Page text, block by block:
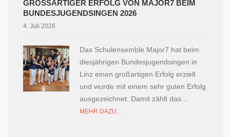
GROSSARTIGER ERFOLG VON MAJOR7 BEIM B
UNDESJUGENDSINGEN 2026
4. Juli 2026
Das Schulensemble Major7 hat beim
diesjährigen Bundesjugendsingen in
Linz einen großartigen Erfolg erzielt
und wurde mit einem sehr guten Erfolg
ausgezeichnet. Damit zählt das...
MEHR DAZU...